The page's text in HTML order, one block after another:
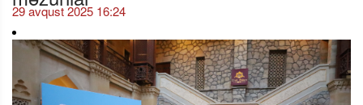
29 avqust 2025 16:24